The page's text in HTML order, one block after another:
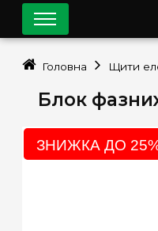
Блок
ЗНИЖКА ДО
Головна Щити